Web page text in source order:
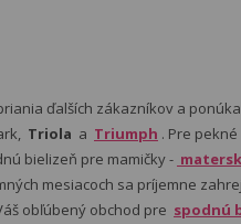
ďalších zákazníkov a
Triola a Triumph . Pre
bielizeň pre mamičky -
mesiacoch sa príjemne
obľúbený obchod pre spodnú